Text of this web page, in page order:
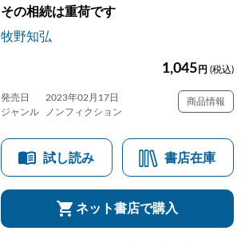
その相続は重荷です
牧野知弘
1,045 円 (税込)
発売日
2023年02月17日
ジャンル
ノンフィクション
商品情報
試し読み 書店在庫
ネット書店で購入